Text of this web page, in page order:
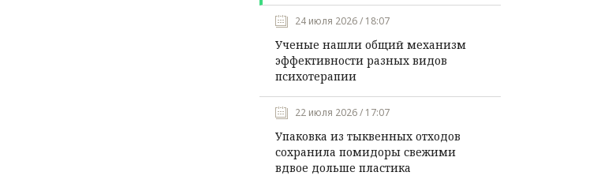
24 июля 2026 / 18:07
Ученые нашли общий механизм
эффективности разных видов
психотерапии
22 июля 2026 / 17:07
Упаковка из тыквенных отходов
сохранила помидоры свежими
вдвое дольше пластика